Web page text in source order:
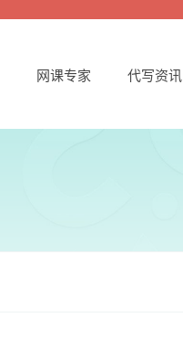
网课专家 代写资讯